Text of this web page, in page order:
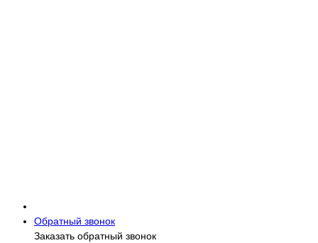
Обратный звонок
Заказать обратный звонок